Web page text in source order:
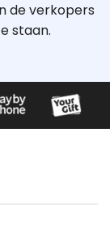
de verkopers
staan.